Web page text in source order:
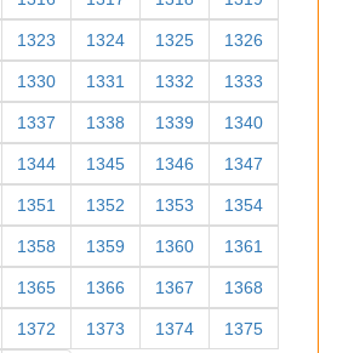
1323 1324 1325 1326
1330 1331 1332 1333
1337 1338 1339 1340
1344 1345 1346 1347
1351 1352 1353 1354
1358 1359 1360 1361
1365 1366 1367 1368
1372 1373 1374 1375